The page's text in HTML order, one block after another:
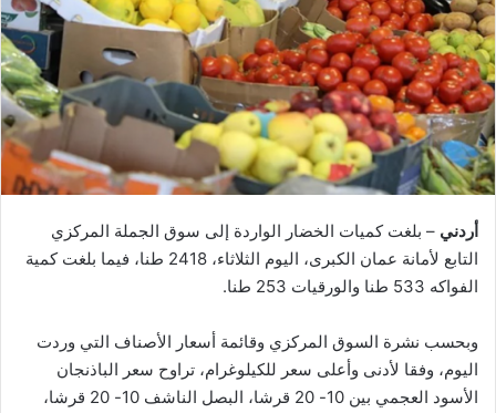
أردني – بلغت كميات الخضار الواردة إلى سوق الجملة المركزي
التابع لأمانة عمان الكبرى، اليوم الثلاثاء، 2418 طنا، فيما بلغت كمية
الفواكه 533 طنا والورقيات 253 طنا.
وبحسب نشرة السوق المركزي وقائمة أسعار الأصناف التي وردت
اليوم، وفقا لأدنى وأعلى سعر للكيلوغرام، تراوح سعر الباذنجان
الأسود العجمي بين 10- 20 قرشا، البصل الناشف 10- 20 قرشا،